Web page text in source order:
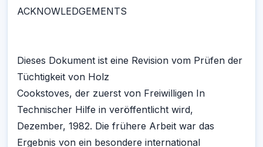
ACKNOWLEDGEMENTS
Dieses Dokument ist eine Revision vom Prüfen der
Tüchtigkeit von Holz
Cookstoves, der zuerst von Freiwilligen In
Technischer Hilfe in veröffentlicht wird,
Dezember, 1982. Die frühere Arbeit war das
Ergebnis von ein besondere international